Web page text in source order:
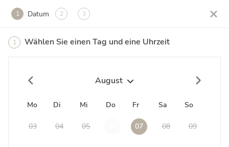
1 Datum 2 3
1 Wählen Sie einen Tag und eine Uhrzeit
August
Mo Di Mi Do Fr Sa So
03 04 05 07 08 09